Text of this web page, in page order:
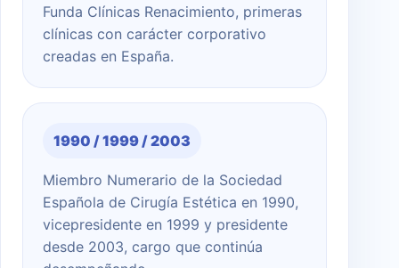
Funda Clínicas Renacimiento, primeras
clínicas con carácter corporativo
creadas en España.
1990 / 1999 / 2003
Miembro Numerario de la Sociedad
Española de Cirugía Estética en 1990,
vicepresidente en 1999 y presidente
desde 2003, cargo que continúa